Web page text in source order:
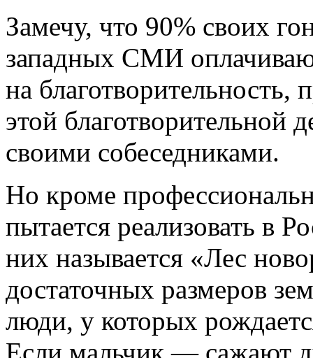
Замечу, что 90% своих
западных СМИ
на благотворительность,
этой благотворительной
своими собеседниками.
Но кроме
пытается реализовать в
них называется «Лес
достаточных размеров
люди, у которых